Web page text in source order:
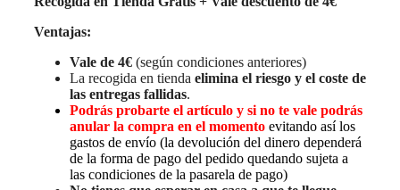
Ventajas:
Vale de 4€ (según condiciones anteriores)
La recogida en tienda elimina el riesgo y el coste de
las entregas fallidas.
Podrás probarte el artículo y si no te vale podrás
anular la compra en el momento evitando así los
gastos de envío (la devolución del dinero dependerá
de la forma de pago del pedido quedando sujeta a
las condiciones de la pasarela de pago)